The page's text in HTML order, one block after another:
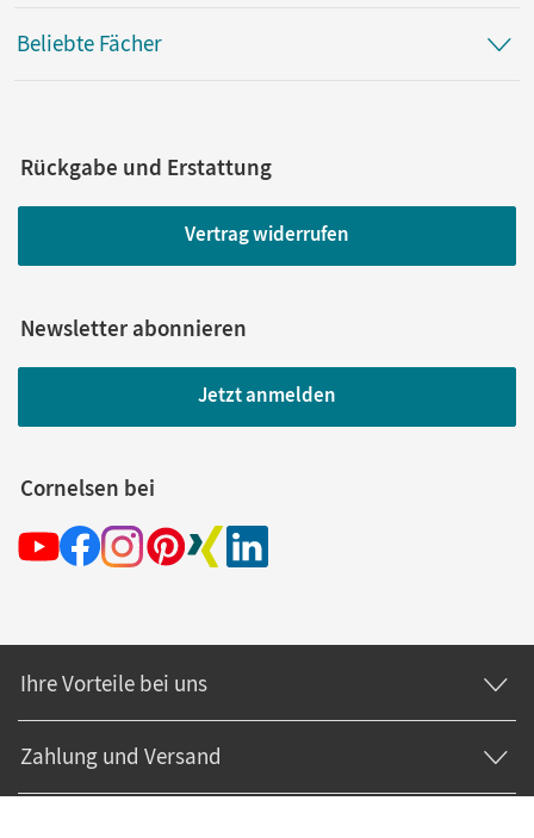
Beliebte Fächer
Rückgabe und Erstattung
Vertrag widerrufen
Newsletter abonnieren
Jetzt anmelden
Cornelsen bei
Ihre Vorteile bei uns
Zahlung und Versand